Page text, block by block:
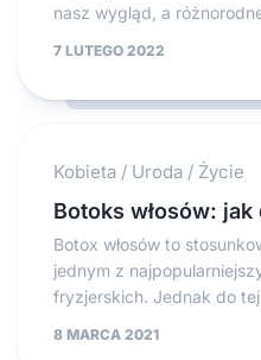
nasz wygląd, a
7 LUTEGO 2022
Kobieta / Uroda / Życie
Botoks włosów: jak
Botox włosów to
jednym z
fryzjerskich. Jednak do
8 MARCA 2021